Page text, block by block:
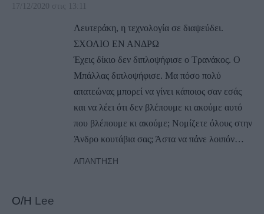
17/12/2020 στις 13:11
Λευτεράκη, η τεχνολογία σε διαψεύδει.
ΣΧΟΛΙΟ ΕΝ ΑΝΔΡΩ
Έχεις δίκιο δεν διπλοψήφισε ο Τρανάκος. Ο
Μπάλλας διπλοψήφισε. Μα πόσο πολύ
απατεώνας μπορεί να γίνει κάποιος σαν εσάς
και να λέει ότι δεν βλέπουμε κι ακούμε αυτό
που βλέπουμε κι ακούμε; Νομίζετε όλους στην
Άνδρο κουτάβια σας; Άστα να πάνε λοιπόν…
ΑΠΆΝΤΗΣΗ
Ο/Η Lee